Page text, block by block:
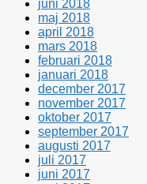
juni 2018
maj 2018
april 2018
mars 2018
februari 2018
januari 2018
december 2017
november 2017
oktober 2017
september 2017
augusti 2017
juli 2017
juni 2017